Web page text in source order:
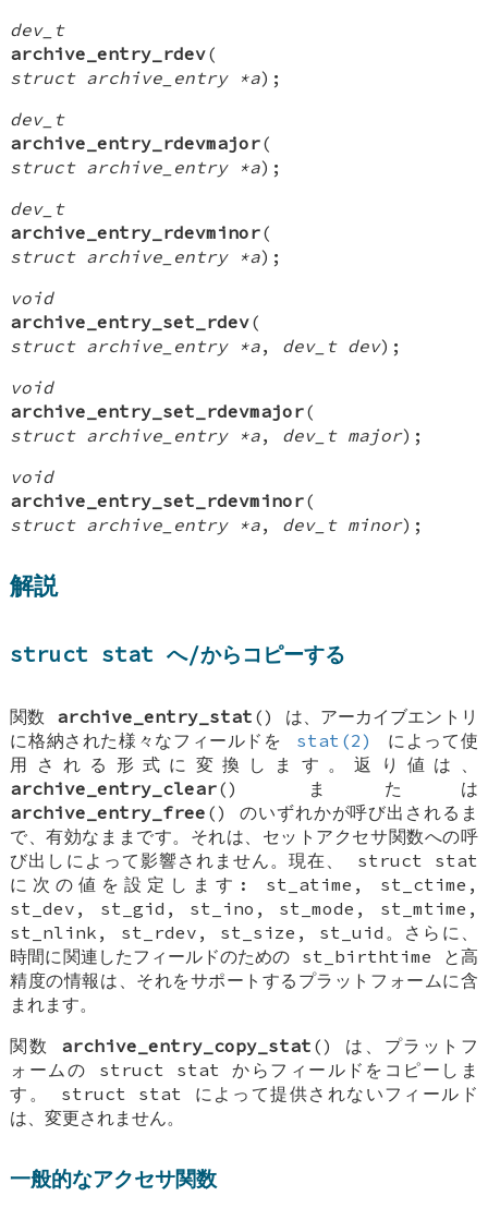
dev_t
archive_entry_rdev(
struct archive_entry *a);
dev_t
archive_entry_rdevmajor(
struct archive_entry *a);
dev_t
archive_entry_rdevminor(
struct archive_entry *a);
void
archive_entry_set_rdev(
struct archive_entry *a, dev_t dev);
void
archive_entry_set_rdevmajor(
struct archive_entry *a, dev_t major);
void
archive_entry_set_rdevminor(
struct archive_entry *a, dev_t minor);
解説
struct stat へ/からコピーする
関数 archive_entry_stat () は、アーカイブエントリ
に格納された様々なフィールドを
stat(2)
によって使
用される形式に変換します。返り値は、
archive_entry_clear() または
archive_entry_free () のいずれかが呼び出されるま
で、有効なままです。それは、セットアクセサ関数への呼
び出しによって影響されません。現在、 struct stat
に次の値を設定します: st_atime , st_ctime ,
st_dev , st_gid , st_ino , st_mode , st_mtime ,
st_nlink , st_rdev , st_size , st_uid 。さらに、
時間に関連したフィールドのための st_birthtime と高
精度の情報は、それをサポートするプラットフォームに含
まれます。
関数 archive_entry_copy_stat () は、プラットフ
ォームの struct stat からフィールドをコピーしま
す。 struct stat
によって提供されないフィールド
は、変更されません。
一般的なアクセサ関数